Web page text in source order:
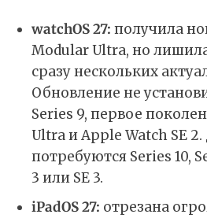
watchOS 27: получила
Modular Ultra, но
сразу нескольких
Обновление не
Series 9, первое
Ultra и Apple Watch SE
потребуются Series 10,
3 или SE 3.
iPadOS 27: отрезана